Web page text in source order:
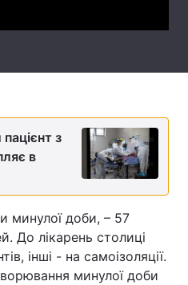
з
в
минулої доби, – 57
До лікарень столиці
інші - на самоізоляції.
минулої доби